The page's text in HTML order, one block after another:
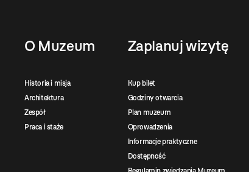
O Muzeum
Historia i misja
Architektura
Zespół
Praca i staże
Zaplanuj wizytę
Kup bilet
Godziny otwarcia
Plan muzeum
Oprowadzenia
Informacje praktyczne
Dostępność